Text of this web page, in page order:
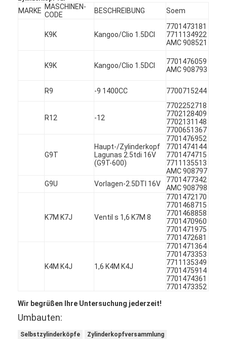
Videos
Werksbesichtigung
Kontakt mit uns
Jetzt Chatten
MARKE MASCHINEN-
CODE
BESCHREIBUNG Soem
K9K Kangoo/Clio 1.5DCI
7701473181
7711134922
AMC 908521
K9K Kangoo/Clio 1.5DCI
7701476059
AMC 908793
R9 -9 1400CC 7700715244
R12 -12
7702252718
7702128409
7702131148
7700651367
G9T
Haupt-/Zylinderkopf
Lagunas 2.5tdi 16V
(G9T-600)
7701476952
7701474144
7701474715
7711135513
AMC 908797
G9U
Vorlagen-2.5DTI 16V
7701477342
AMC 908798
K7M K7J Ventil s 1,6 K7M 8
7701472170
7701468715
7701468858
7701470960
7701471975
7701472681
K4M K4J 1,6 K4M K4J
7701471364
7701473353
7711135349
7701475914
7701474361
7701473352
Wir begrüßen Ihre Untersuchung jederzeit!
Umbauten:
Selbstzylinderköpfe
Zylinderkopfversammlung